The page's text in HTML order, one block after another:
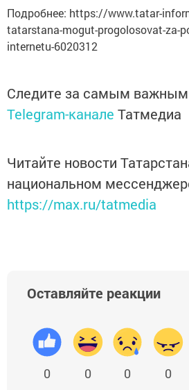
Подробнее: https://www.tatar-
tatarstana-mogut-progolosovat-za-
internetu-6020312
Следите за самым
Telegram-канале Татмедиа
Читайте новости
национальном
https://max.ru/tatmedia
Оставляйте реакции
0 0 0 0